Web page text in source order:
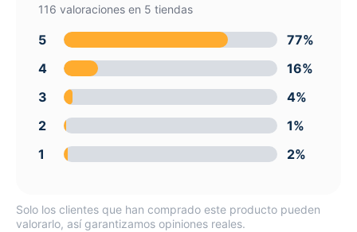
116 valoraciones en 5 tiendas
5
77%
4
16%
3
4%
2
1%
1
2%
Solo los clientes que han comprado este producto pueden
valorarlo, así garantizamos opiniones reales.